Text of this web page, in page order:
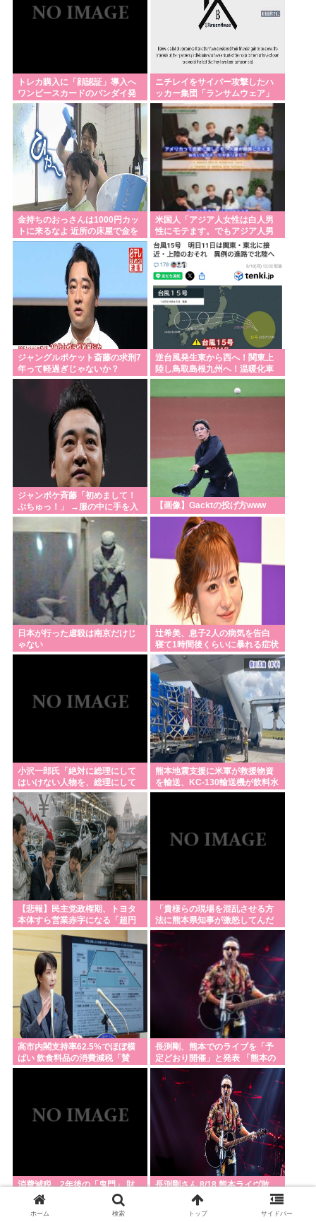
トレカ購入に「顔認証」導入へ
ワンピースカードのバンダイ発
表 ポケカもマイナカード導入
ニチレイをサイバー攻撃したハ
ッカー集団「ランサムウェア」
個人情報など20万件以上をダー
クウェブ上に公開か
金持ちのおっさんは1000円カッ
トに来るなよ 近所の床屋で金を
使ってくれ それが貴族ってもん
米国人「アジア人女性は白人男
性にモテます。でもアジア人男
は白人女性にまったくモテませ
ん ‍♀」
ジャングルポケット斎藤の求刑7
年って軽過ぎじゃないか？
逆台風発生東から西へ！関東上
陸し鳥取島根九州へ！温暖化車
カスのせいで気象がシッチャカ
ジャンポケ斉藤「初めまして！
ぶちゅっ！」 →服の中に手を入
れ胸を揉み始める。 これ異常者
だろ(´・ω・`)
【画像】Gacktの投げ方www
日本が行った虐殺は南京だけじ
ゃない
辻希美、息子2人の病気を告白
寝て1時間後くらいに暴れる症状
「夜驚症」にファンからアドバ
イスの声
小沢一郎氏「絶対に総理にして
はいけない人物を、総理にして
しまった。もはや取り返しがつ
かない」
熊本地震支援に米軍が救援物資
を輸送、KC-130輸送機が飲料水
約16トンを空輸！
【悲報】民主党政権期、トヨタ
本体すら営業赤字になる「超円
高」…中小企業の景況も厳しい
水準だった←これ
「貴様らの現場を混乱させる方
法に熊本県知事が激怒してんだ
よ」と報道特集の非常識すぎる
要求に視聴者激怒
高市内閣支持率62.5%でほぼ横
ばい 飲食料品の消費減税「賛
成」52.9%
長渕剛、熊本でのライブを「予
定どおり開催」と発表 「熊本の
皆様へ」「強い決意」のメッセ
ージ&寄付も表明
消費減税、2年後の「鬼門」 財
務官僚「嫌われても政権支える
しか」
長渕剛さん 8/18 熊本ライヴ敢
行、収益の一部は募金 ロックだ
ホーム 検索 トップ サイドバー